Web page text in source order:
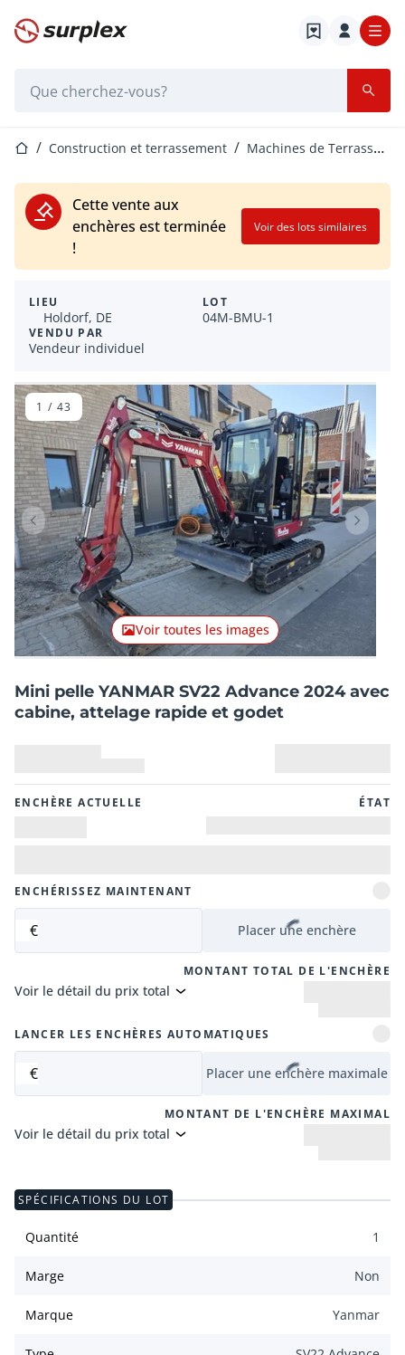
Page d'accueil
Page d'accueil
Construction et terrassement Machines de Terrassement
Cette vente aux
enchères est terminée
!
Voir des lots similaires
LIEU
Holdorf, DE
VENDU PAR
Vendeur individuel
LOT
04M-BMU-1
Lot précédent Lot
Voir toutes les images
1 / 43
Mini pelle YANMAR SV22 Advance 2024 avec
cabine, attelage rapide et godet
ENCHÈRE ACTUELLE ÉTAT
ENCHÉRISSEZ MAINTENANT
€ Placer une enchère
MONTANT TOTAL DE L'ENCHÈRE
Voir le détail du prix total
LANCER LES ENCHÈRES AUTOMATIQUES
€ Placer une enchère maximale
MONTANT DE L'ENCHÈRE MAXIMAL
Voir le détail du prix total
SPÉCIFICATIONS DU LOT
Quantité 1
Marge Non
Marque Yanmar